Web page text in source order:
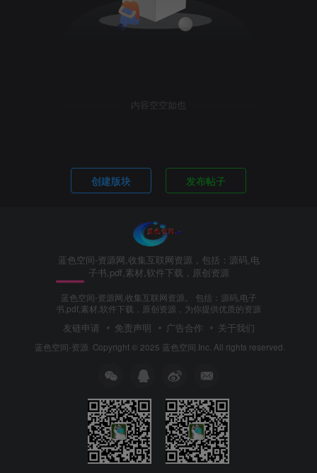
内容空空如也
创建版块 发布帖子
蓝色空间-资源网,收集互联网资源，包括：源码,电
子书,pdf,素材,软件下载，原创资源
蓝色空间-资源网,收集互联网资源。 包括：源码,电子
书,pdf,素材,软件下载，原创资源，为你提供优质的资源
友链申请 免责声明 广告合作 关于我们
蓝色空间-资源 Copyright © 2025 蓝色空间.Inc. All rights reserved.